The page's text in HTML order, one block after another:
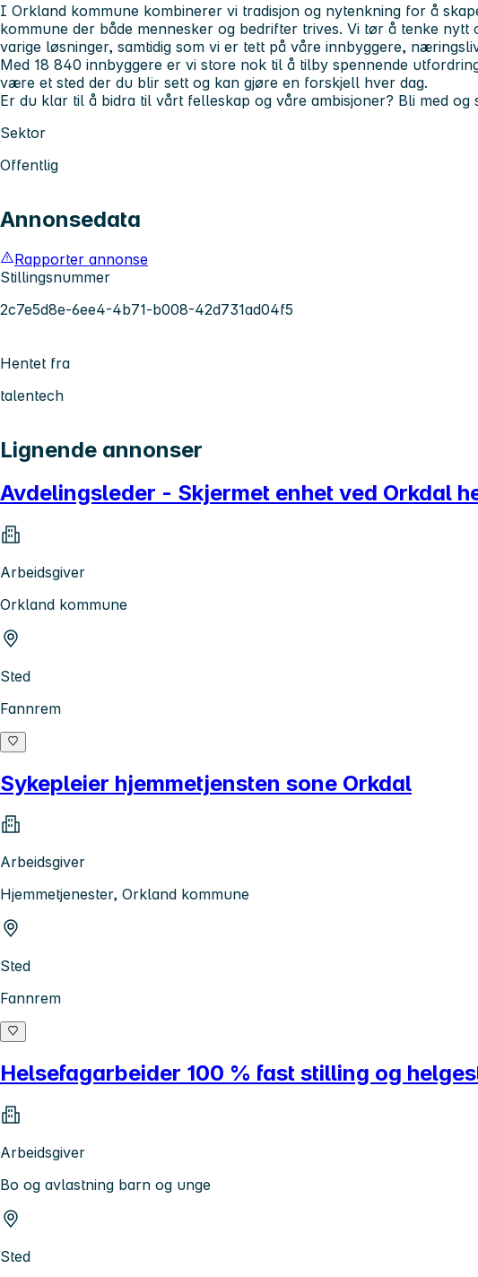
I Orkland kommune kombinerer vi tradisjon og nytenkning for å
kommune der både mennesker og bedrifter trives. Vi tør å tenke nytt
varige løsninger, samtidig som vi er tett på våre innbyggere,
Med 18 840 innbyggere er vi store nok til å tilby spennende
være et sted der du blir sett og kan gjøre en forskjell hver dag.
Er du klar til å bidra til vårt felleskap og våre ambisjoner? Bli med og
Sektor
Offentlig
Annonsedata
Rapporter annonse
Stillingsnummer
2c7e5d8e-6ee4-4b71-b008-42d731ad04f5
Hentet fra
talentech
Lignende annonser
Avdelingsleder - Skjermet enhet ved Orkdal
Arbeidsgiver
Orkland kommune
Sted
Fannrem
Sykepleier hjemmetjensten sone Orkdal
Arbeidsgiver
Hjemmetjenester, Orkland kommune
Sted
Fannrem
Helsefagarbeider 100 % fast stilling og
Arbeidsgiver
Bo og avlastning barn og unge
Sted